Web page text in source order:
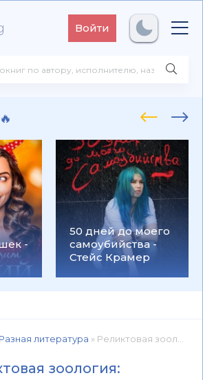
Войти
-
50 дней до моего
самоубийства -
Стейс Крамер
Разная литература » Реликтовая зоология: животный мир из прошлого - Николай Николаевич Непомнящий 📕 - Книга онлайн бесплатно
зоология: